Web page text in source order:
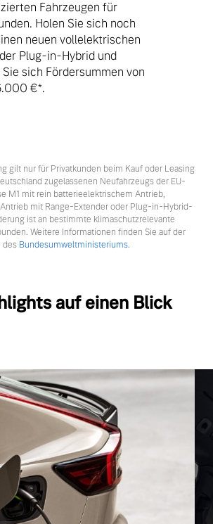
Fahrzeugen für
Holen Sie sich noch
neuen vollelektrischen
Plug-in-Hybrid und
sich Fördersummen von
€⁠*.
gilt nur für Privatkunden beim Kauf oder Leasing
zugelassenen Neufahrzeugs der EU-
M1 mit rein batterieelektrischem Antrieb,
mit Range-Extender oder Plug-in-Hybrid-
ist an bestimmte klimaschutzrelevante
Weitere Informationen finden Sie auf der
des Bundesumweltministeriums.
auf einen Blick